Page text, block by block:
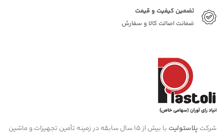
تضمین کیفیت و قیمت
ضمانت اصالت کالا و سفارش
شرکت پلاستولیت
با بیش از 15 سال سابقه در زمینه تأمین تجهیزات و ماشین